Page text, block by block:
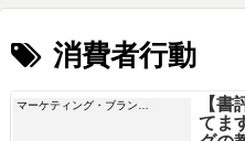
消費者行動
【
てま